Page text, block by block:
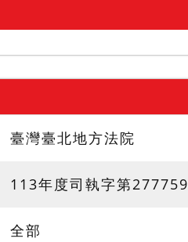
臺灣臺北地方法院
113年度司執字第
全部